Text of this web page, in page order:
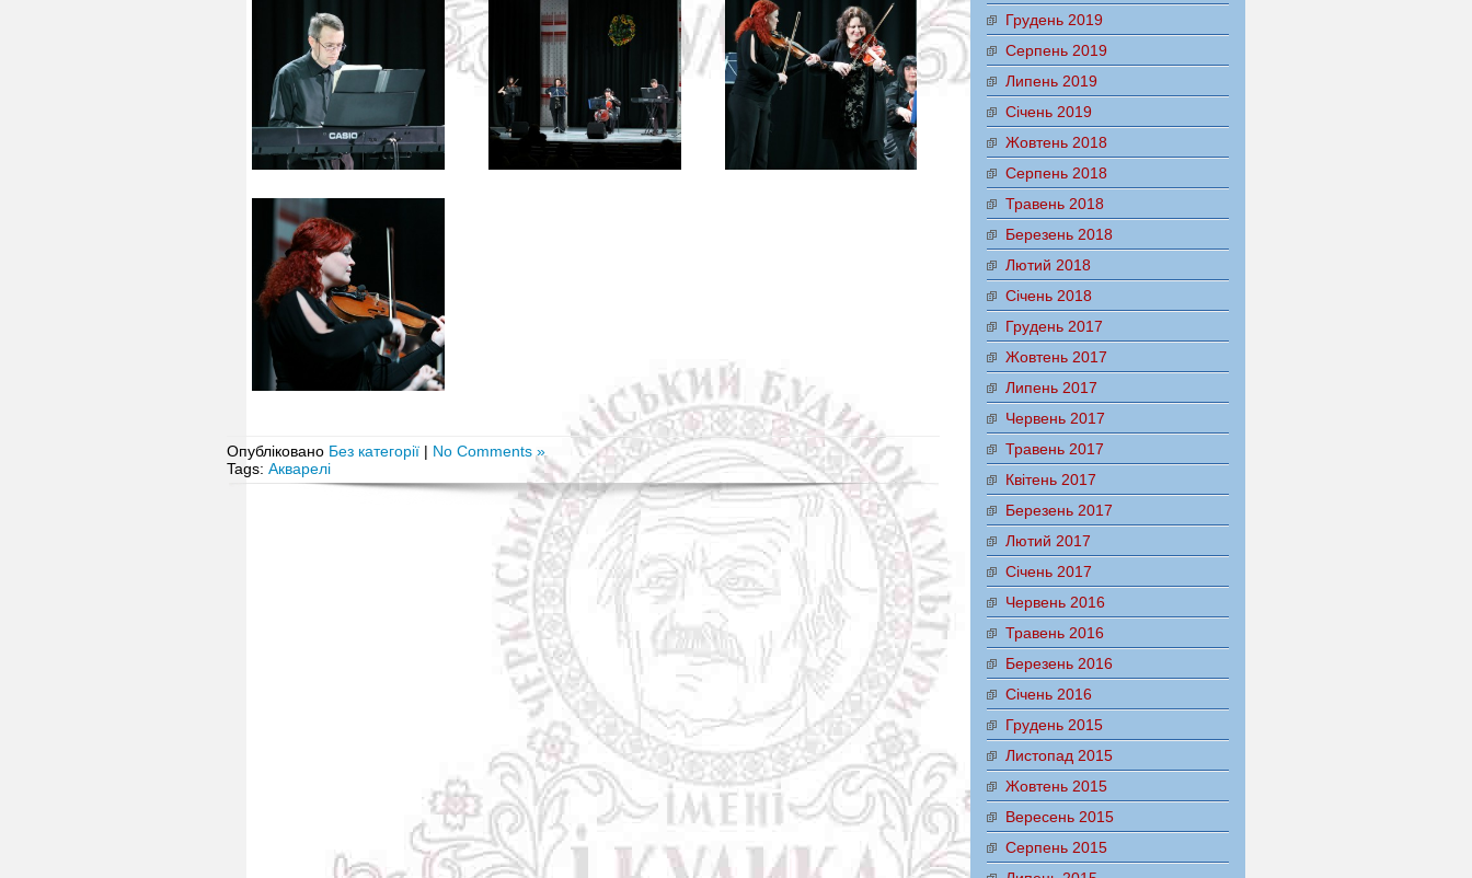
Опубліковано Без категорії | No Comments »
Tags: Акварелі
Грудень 2019
Серпень 2019
Липень 2019
Січень 2019
Жовтень 2018
Серпень 2018
Травень 2018
Березень 2018
Лютий 2018
Січень 2018
Грудень 2017
Жовтень 2017
Липень 2017
Червень 2017
Травень 2017
Квітень 2017
Березень 2017
Лютий 2017
Січень 2017
Червень 2016
Травень 2016
Березень 2016
Січень 2016
Грудень 2015
Листопад 2015
Жовтень 2015
Вересень 2015
Серпень 2015